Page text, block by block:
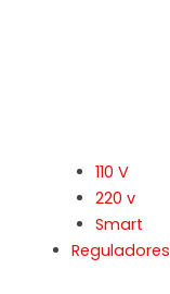
110 V
220 v
Smart
Reguladores